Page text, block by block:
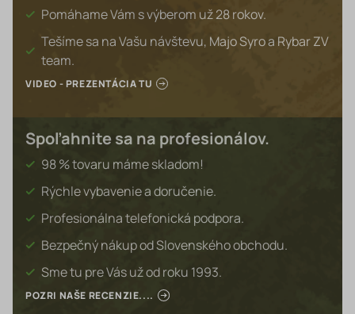
Pomáhame Vám s výberom už 28 rokov.
Tešíme sa na Vašu návštevu, Majo Syro a Rybar ZV
team.
VIDEO - PREZENTÁCIA TU
Spoľahnite sa na profesionálov.
98 % tovaru máme skladom!
Rýchle vybavenie a doručenie.
Profesionálna telefonická podpora.
Bezpečný nákup od Slovenského obchodu.
Sme tu pre Vás už od roku 1993.
POZRI NAŠE RECENZIE....